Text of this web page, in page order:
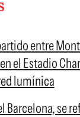
entre
el Estadio
lumínica
Barcelona, se